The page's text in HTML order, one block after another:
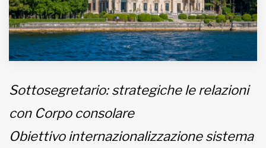
Fondato e diretto da Enzo De
Bernardis
EDB edizioni - Via Brivio angolo C.
Imbonati, 89 20159 Milano (Italia)
Informativa sulla privacy
Sottosegretario: strategiche le relazioni
con Corpo consolare
Obiettivo internazionalizzazione sistema